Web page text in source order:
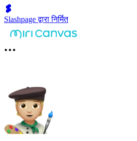
Slashpage द्वारा निर्मित